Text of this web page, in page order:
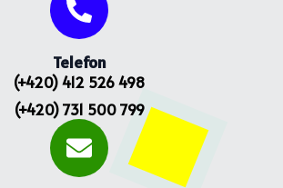
Telefon
(+420) 412 526 498
(+420) 731 500 799